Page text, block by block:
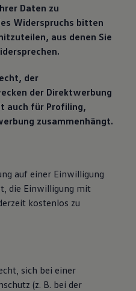
Daten zu
Widerspruchs bitten
aus denen Sie
der
der Direktwerbung
auch für Profiling,
zusammenhängt.
auf einer Einwilligung
die Einwilligung mit
kostenlos zu
sich bei einer
(z. B. bei der